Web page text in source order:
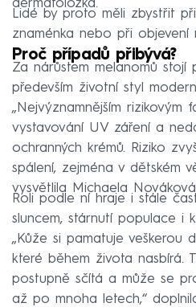
dermatoložka.
Lidé by proto měli zbystřit
znaménka nebo při objevení
Proč případů přibývá?
Za nárůstem melanomů stojí
především životní styl
„Nejvýznamnějším rizikovým
vystavování UV záření a
ochranných krémů. Riziko
spálení, zejména v dětském
vysvětlila Michaela
Roli podle ní hraje i stále
sluncem, stárnutí populace i
„Kůže si pamatuje veškerou
které během života nasbírá.
postupně sčítá a může se
až po mnoha letech,“